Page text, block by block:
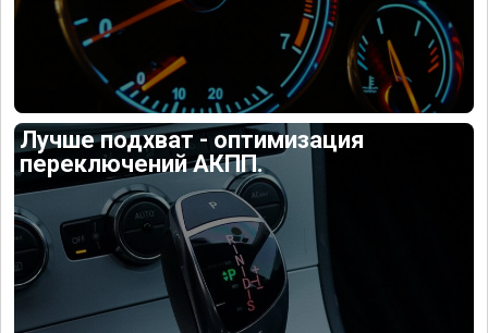
Лучше подхват - оптимизация
переключений АКПП.